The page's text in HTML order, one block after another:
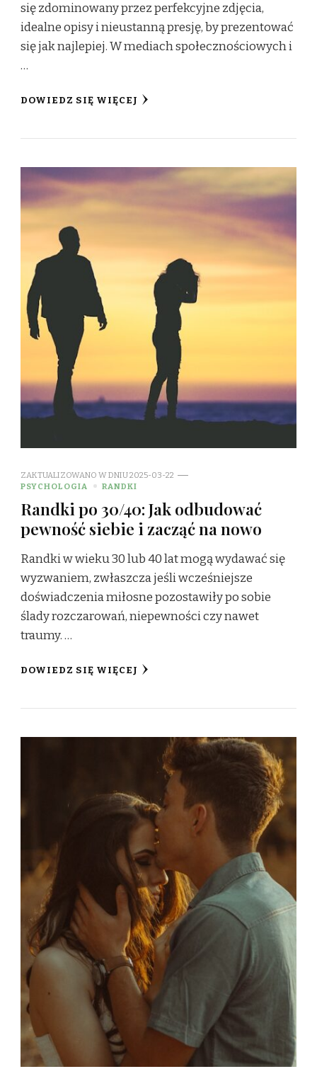
się zdominowany przez perfekcyjne zdjęcia,
idealne opisy i nieustanną presję, by prezentować
się jak najlepiej. W mediach społecznościowych i
…
DOWIEDZ SIĘ WIĘCEJ
ZAKTUALIZOWANO W DNIU2025-03-22
PSYCHOLOGIA
RANDKI
Randki po 30/40: Jak odbudować
pewność siebie i zacząć na nowo
Randki w wieku 30 lub 40 lat mogą wydawać się
wyzwaniem, zwłaszcza jeśli wcześniejsze
doświadczenia miłosne pozostawiły po sobie
ślady rozczarowań, niepewności czy nawet
traumy. …
DOWIEDZ SIĘ WIĘCEJ